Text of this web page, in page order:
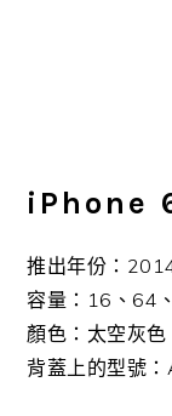
iPhone
推出年份：
容量：16、64
顏色：太空灰
背蓋上的型號